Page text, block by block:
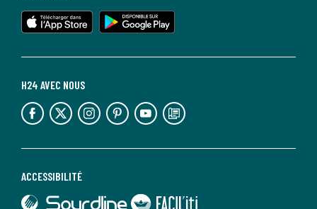
ACCESSIBILITÉ
lien vers Sourdline
lien vers Faciliti
H24 AVEC NOUS
lien vers l'espace réseaux sociaux lien vers l'espace réseaux sociaux lien vers l'espace réseaux sociaux lien vers l'espace réseaux sociaux lien vers l'espace réseaux sociaux lien vers le blog la redoute
lien vers l'app store
lien vers google play